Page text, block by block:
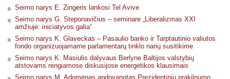
Seimo narys E. Zingeris lankosi Tel Avive
Seimo narys G. Steponavičius – seminare „Liberalizmas XXI
amžiuje: iniciatyvos galia“
Seimo narys K. Glaveckas – Pasaulio banko ir Tarptautinio valiutos
fondo organizuojamame parlamentarų tinklo narių susitikime
Seimo narys K. Masiulis dalyvaus Berlyne Baltijos valstybių
atstovams rengiamose diskusijose energetikos klausimais
Seimo narys M. Adomėnas apdovanotas Prezidentiniu prakilnumo